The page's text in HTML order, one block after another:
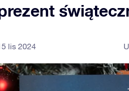
lis 2024